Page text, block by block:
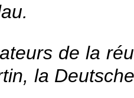
de la
la